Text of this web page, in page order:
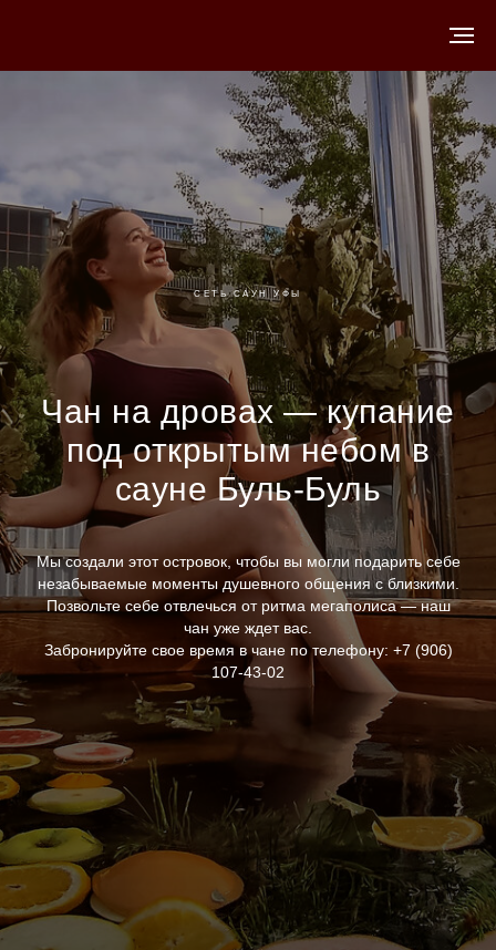
СЕТЬ САУН УФЫ
Чан на дровах — купание
под открытым небом в
сауне Буль-Буль
Мы создали этот островок, чтобы вы могли подарить себе
незабываемые моменты душевного общения с близкими.
Позвольте себе отвлечься от ритма мегаполиса — наш
чан уже ждет вас.
Забронируйте свое время в чане по телефону: +7 (906)
107-43-02